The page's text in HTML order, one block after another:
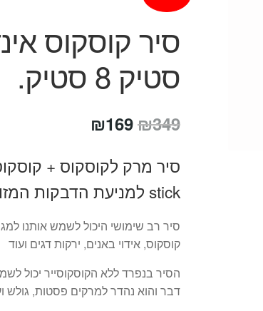
סיר קוסקוס
סטיק 8 סטיק.
₪349
המחיר
היה:
₪349.
₪169
הוא:
₪169.
stick למניעת הדבקות המזון
סיר רב שימושי היכול לשמש אותנו
קוסקוס, אידוי באנים, ירקות דגים ועוד
הסיר בנפרד ללא הקוסקוסייר יכול
דבר והוא נהדר למרקים פסטות, גולש